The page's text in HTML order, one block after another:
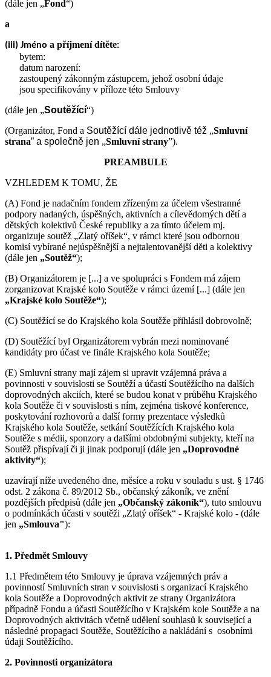
(dále jen „Fond“)
a
(iii) Jméno a příjmení dítěte:
bytem:
datum narození:
zastoupený zákonným zástupcem, jehož osobní údaje
jsou specifikovány v příloze této Smlouvy
(dále jen „Soutěžící“)
(Organizátor, Fond a Soutěžící dále jednotlivě též „Smluvní
strana” a společně jen „Smluvní strany”).
PREAMBULE
VZHLEDEM K TOMU, ŽE
(A) Fond je nadačním fondem zřízeným za účelem všestranné
podpory nadaných, úspěšných, aktivních a cílevědomých dětí a
dětských kolektivů České republiky a za tímto účelem mj.
organizuje soutěž „Zlatý oříšek“, v rámci které jsou odbornou
komisí vybírané nejúspěšnější a nejtalentovanější děti a kolektivy
(dále jen „Soutěž“);
(B) Organizátorem je [...] a ve spolupráci s Fondem má zájem
zorganizovat Krajské kolo Soutěže v rámci území [...] (dále jen
„Krajské kolo Soutěže“);
(C) Soutěžící se do Krajského kola Soutěže přihlásil dobrovolně;
(D) Soutěžící byl Organizátorem vybrán mezi nominované
kandidáty pro účast ve finále Krajského kola Soutěže;
(E) Smluvní strany mají zájem si upravit vzájemná práva a
povinnosti v souvislosti se Soutěží a účastí Soutěžícího na dalších
doprovodných akciích, které se budou konat v průběhu Krajského
kola Soutěže či v souvislosti s ním, zejména tiskové konference,
poskytování rozhovorů a další formy prezentace výsledků
Krajského kola Soutěže, setkání Soutěžících Krajského kola
Soutěže s médii, sponzory a dalšími obdobnými subjekty, kteří na
Soutěž přispívají či ji jinak podporují (dále jen „Doprovodné
aktivity“);
uzavírají níže uvedeného dne, měsíce a roku v souladu s ust. § 1746
odst. 2 zákona č. 89/2012 Sb., občanský zákoník, ve znění
pozdějších předpisů (dále jen „Občanský zákoník“), tuto smlouvu
o podmínkách účasti v soutěži „Zlatý oříšek“ - Krajské kolo - (dále
jen „Smlouva"):
1. Předmět Smlouvy
1.1 Předmětem této Smlouvy je úprava vzájemných práv a
povinností Smluvních stran v souvislosti s organizací Krajského
kola Soutěže a Doprovodných aktivit ze strany Organizátora
případně Fondu a účasti Soutěžícího v Krajském kole Soutěže a na
Doprovodných aktivitách včetně udělení souhlasů k související a
následné propagaci Soutěže, Soutěžícího a nakládání s osobními
údaji Soutěžícího.
2. Povinnosti organizátora